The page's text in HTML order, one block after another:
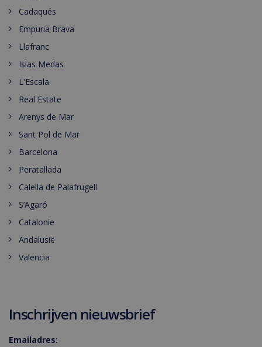
Cadaqués
Empuria Brava
Llafranc
Islas Medas
L'Escala
Real Estate
Arenys de Mar
Sant Pol de Mar
Barcelona
Peratallada
Calella de Palafrugell
S’Agaró
Catalonie
Andalusië
Valencia
Inschrijven nieuwsbrief
Emailadres: